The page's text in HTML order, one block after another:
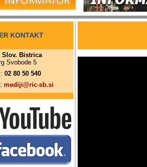
KONTAKT
Slov. Bistrica
Svobode 5
02 80 50 540
mediji@ric-sb.si